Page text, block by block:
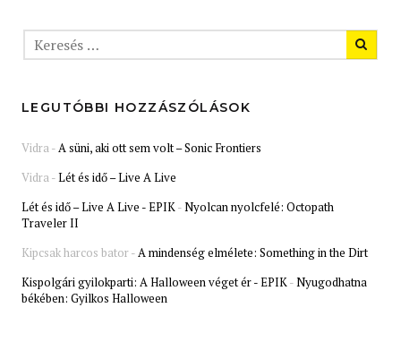
LEGUTÓBBI HOZZÁSZÓLÁSOK
Vidra - A süni, aki ott sem volt – Sonic Frontiers
Vidra -Lét és idő – Live A Live
Lét és idő – Live A Live - EPIK -Nyolcan nyolcfelé: Octopath
Traveler II
Kipcsak harcos bator- A mindenség elmélete: Something in the Dirt
Kispolgári gyilokparti: A Halloween véget ér - EPIK -Nyugodhatna
békében: Gyilkos Halloween